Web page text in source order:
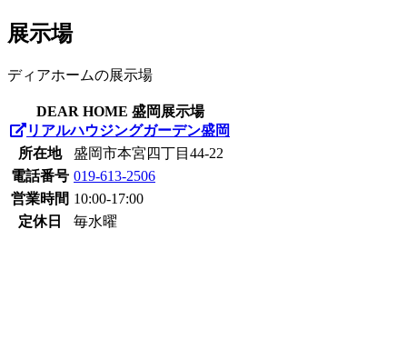
展示場
ディアホームの展示場
DEAR HOME 盛岡展示場
リアルハウジングガーデン盛岡
所在地
盛岡市本宮四丁目44-22
電話番号 019-613-2506
営業時間 10:00-17:00
定休日
毎水曜